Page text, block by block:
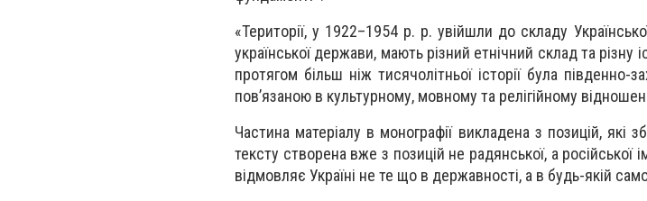
«Території, у 1922–1954 p. p. увійшли до складу
української держави, мають різний етнічний склад та різну
протягом більш ніж тисячолітньої історії була
пов’язаною в культурному, мовному та релігійному
Частина матеріалу в монографії викладена з позицій, які
тексту створена вже з позицій не радянської, а російської
відмовляє Україні не те що в державності, а в будь-якій